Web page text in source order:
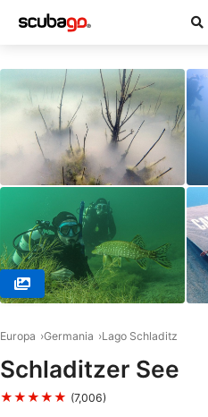
Europa Germania Lago Schladitz
Schladitzer See
★★★★★ (7,006)